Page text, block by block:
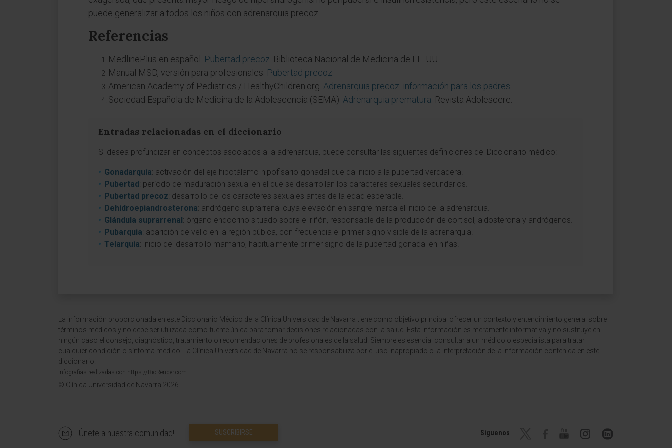
puede generalizar a todos los niños con adrenarquia precoz.
Referencias
MedlinePlus en español. Pubertad precoz . Biblioteca Nacional de Medicina de EE. UU.
Manual MSD, versión para profesionales. Pubertad precoz
American Academy of Pediatrics / HealthyChildren.org. Adrenarquia precoz: información para los padres
Sociedad Española de Medicina de la Adolescencia (SEMA). Adrenarquia prematura . Revista Adolescere.
Entradas relacionadas en el diccionario
Si desea profundizar en conceptos asociados a la adrenarquia, puede consultar las siguientes definiciones del Diccionario médico:
Gonadarquia: activación del eje hipotálamo-hipofisario-gonadal que da inicio a la pubertad verdadera.
Pubertad: período de maduración sexual en el que se desarrollan los caracteres sexuales secundarios.
Pubertad precoz: desarrollo de los caracteres sexuales antes de la edad esperable.
Dehidroepiandrosterona: andrógeno suprarrenal cuya elevación en sangre marca el inicio de la adrenarquia.
Glándula suprarrenal: órgano endocrino situado sobre el riñón, responsable de la producción de cortisol, aldosterona y andrógenos.
Pubarquia: aparición de vello en la región púbica, con frecuencia el primer signo visible de la adrenarquia.
Telarquia: inicio del desarrollo mamario, habitualmente primer signo de la pubertad gonadal en niñas.
La información proporcionada en este Diccionario Médico de la Clínica Universidad de Navarra tiene como objetivo principal ofrecer un contexto y entendimiento general sobre
términos médicos y no debe ser utilizada como fuente única para tomar decisiones relacionadas con la salud. Esta información es meramente informativa y no sustituye en
ningún caso el consejo, diagnóstico, tratamiento o recomendaciones de profesionales de la salud. Siempre es esencial consultar a un médico o especialista para tratar
cualquier condición o síntoma médico. La Clínica Universidad de Navarra no se responsabiliza por el uso inapropiado o la interpretación de la información contenida en este
diccionario.
Infografías realizadas con https://BioRender.com
© Clínica Universidad de Navarra 2026
¡Únete a nuestra comunidad! SUSCRIBIRSE Síguenos